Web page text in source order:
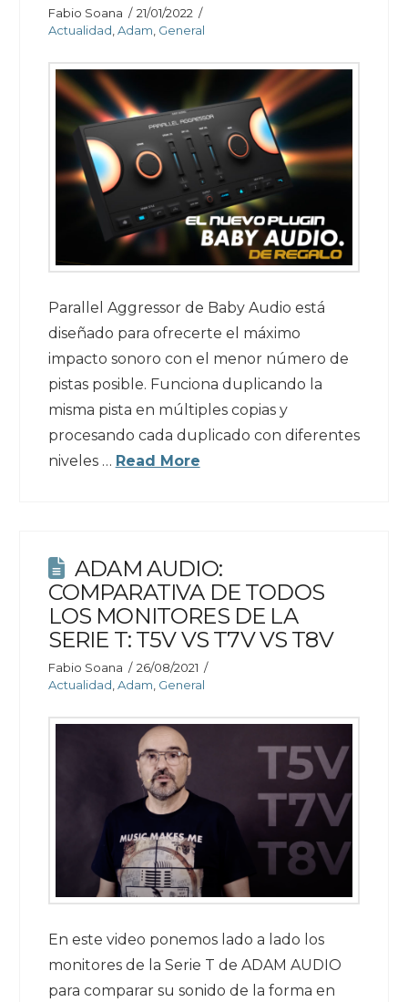
Fabio Soana
21/01/2022
Actualidad Adam General
Parallel Aggressor de Baby Audio está
diseñado para ofrecerte el máximo
impacto sonoro con el menor número de
pistas posible. Funciona duplicando la
misma pista en múltiples copias y
procesando cada duplicado con diferentes
niveles … Read More
ADAM AUDIO:
COMPARATIVA DE TODOS
LOS MONITORES DE LA
SERIE T: T5V VS T7V VS T8V
Fabio Soana
26/08/2021
Actualidad Adam General
En este video ponemos lado a lado los
monitores de la Serie T de ADAM AUDIO
para comparar su sonido de la forma en